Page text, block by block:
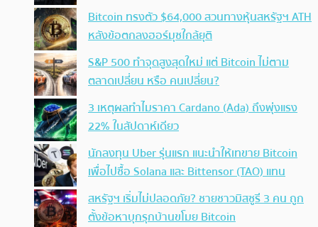
Bitcoin ทรงตัว $64,000 สวนทางหุ้นสหรัฐฯ ATH
หลังข้อตกลงฮอร์มุซใกล้ยุติ
S&P 500 ทำจุดสูงสุดใหม่ แต่ Bitcoin ไม่ตาม
ตลาดเปลี่ยน หรือ คนเปลี่ยน?
3 เหตุผลทำไมราคา Cardano (Ada) ถึงพุ่งแรง
22% ในสัปดาห์เดียว
นักลงทุน Uber รุ่นแรก แนะนำให้เทขาย Bitcoin
เพื่อไปซื้อ Solana และ Bittensor (TAO) แทน
สหรัฐฯ เริ่มไม่ปลอดภัย? ชายชาวมิสซูรี 3 คน ถูก
ตั้งข้อหาบุกรุกบ้านขโมย Bitcoin